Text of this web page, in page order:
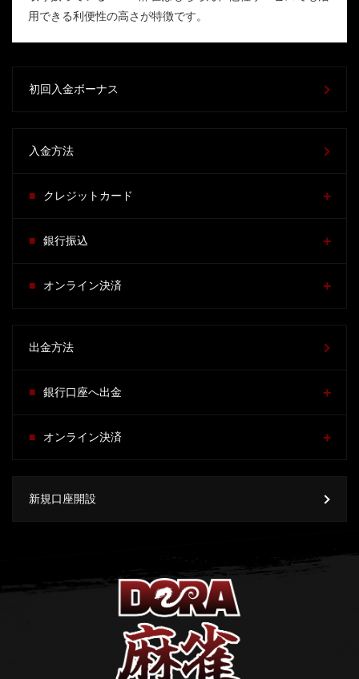
用できる利便性の高さが特徴です。
初回入金ボーナス
入金方法
クレジットカード
銀行振込
オンライン決済
出金方法
銀行口座へ出金
オンライン決済
新規口座開設